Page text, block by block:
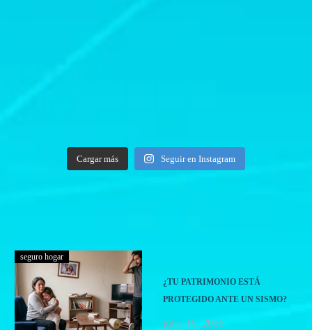
Cargar más Seguir en Instagram
seguro hogar
¿TU PATRIMONIO ESTÁ
PROTEGIDO ANTE UN SISMO?
julio 16, 2026